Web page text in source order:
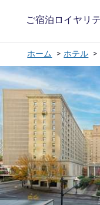
ご宿泊 ロイヤリ
ホーム ホテル